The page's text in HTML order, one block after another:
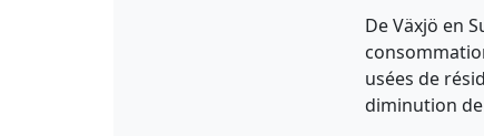
De Växjö en
usées de
diminution